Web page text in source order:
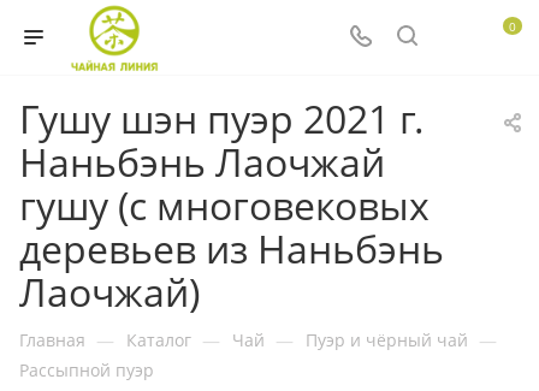
0
Гушу шэн пуэр 2021 г.
Наньбэнь Лаочжай
гушу (с многовековых
деревьев из Наньбэнь
Лаочжай)
Главная — Каталог — Чай — Пуэр и чёрный чай —
Рассыпной пуэр